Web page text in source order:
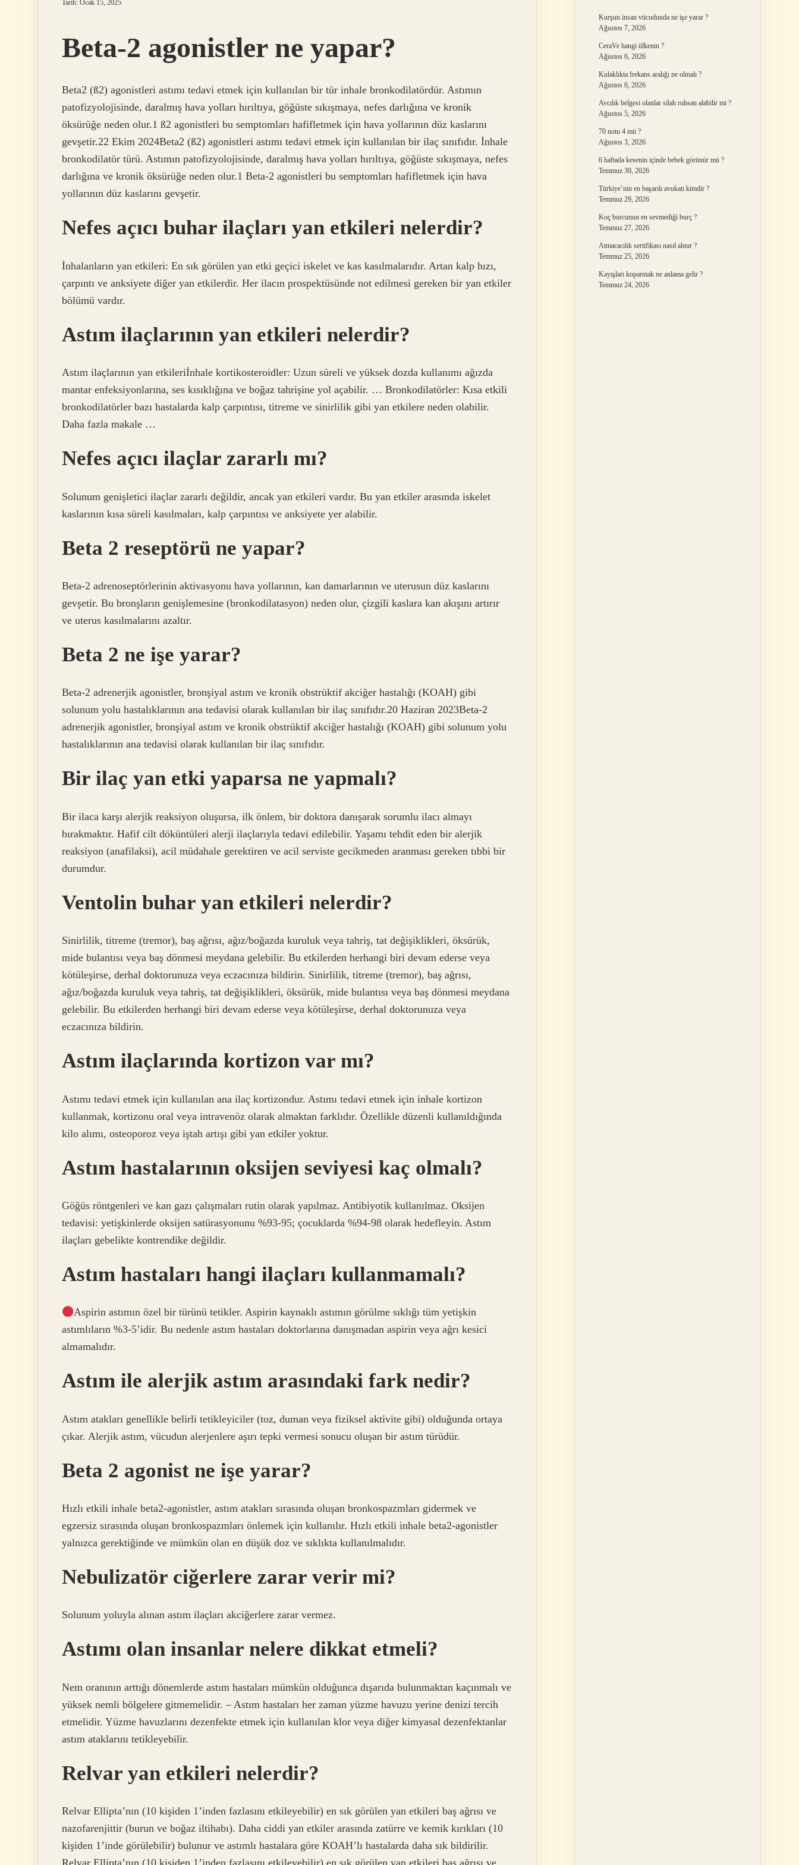
Tarih: Ocak 15, 2025
Beta-2 agonistler ne yapar?
Beta2 (ß2) agonistleri astımı tedavi etmek için kullanılan bir tür inhale bronkodilatördür. Astımın
patofizyolojisinde, daralmış hava yolları hırıltıya, göğüste sıkışmaya, nefes darlığına ve kronik
öksürüğe neden olur.1 ß2 agonistleri bu semptomları hafifletmek için hava yollarının düz kaslarını
gevşetir.22 Ekim 2024Beta2 (ß2) agonistleri astımı tedavi etmek için kullanılan bir ilaç sınıfıdır. İnhale
bronkodilatör türü. Astımın patofizyolojisinde, daralmış hava yolları hırıltıya, göğüste sıkışmaya, nefes
darlığına ve kronik öksürüğe neden olur.1 Beta-2 agonistleri bu semptomları hafifletmek için hava
yollarının düz kaslarını gevşetir.
Nefes açıcı buhar ilaçları yan etkileri nelerdir?
İnhalanların yan etkileri: En sık görülen yan etki geçici iskelet ve kas kasılmalarıdır. Artan kalp hızı,
çarpıntı ve anksiyete diğer yan etkilerdir. Her ilacın prospektüsünde not edilmesi gereken bir yan etkiler
bölümü vardır.
Astım ilaçlarının yan etkileri nelerdir?
Astım ilaçlarının yan etkileriİnhale kortikosteroidler: Uzun süreli ve yüksek dozda kullanımı ağızda
mantar enfeksiyonlarına, ses kısıklığına ve boğaz tahrişine yol açabilir. … Bronkodilatörler: Kısa etkili
bronkodilatörler bazı hastalarda kalp çarpıntısı, titreme ve sinirlilik gibi yan etkilere neden olabilir.
Daha fazla makale …
Nefes açıcı ilaçlar zararlı mı?
Solunum genişletici ilaçlar zararlı değildir, ancak yan etkileri vardır. Bu yan etkiler arasında iskelet
kaslarının kısa süreli kasılmaları, kalp çarpıntısı ve anksiyete yer alabilir.
Beta 2 reseptörü ne yapar?
Beta-2 adrenoseptörlerinin aktivasyonu hava yollarının, kan damarlarının ve uterusun düz kaslarını
gevşetir. Bu bronşların genişlemesine (bronkodilatasyon) neden olur, çizgili kaslara kan akışını artırır
ve uterus kasılmalarını azaltır.
Beta 2 ne işe yarar?
Beta-2 adrenerjik agonistler, bronşiyal astım ve kronik obstrüktif akciğer hastalığı (KOAH) gibi
solunum yolu hastalıklarının ana tedavisi olarak kullanılan bir ilaç sınıfıdır.20 Haziran 2023Beta-2
adrenerjik agonistler, bronşiyal astım ve kronik obstrüktif akciğer hastalığı (KOAH) gibi solunum yolu
hastalıklarının ana tedavisi olarak kullanılan bir ilaç sınıfıdır.
Bir ilaç yan etki yaparsa ne yapmalı?
Bir ilaca karşı alerjik reaksiyon oluşursa, ilk önlem, bir doktora danışarak sorumlu ilacı almayı
bırakmaktır. Hafif cilt döküntüleri alerji ilaçlarıyla tedavi edilebilir. Yaşamı tehdit eden bir alerjik
reaksiyon (anafilaksi), acil müdahale gerektiren ve acil serviste gecikmeden aranması gereken tıbbi bir
durumdur.
Ventolin buhar yan etkileri nelerdir?
Sinirlilik, titreme (tremor), baş ağrısı, ağız/boğazda kuruluk veya tahriş, tat değişiklikleri, öksürük,
mide bulantısı veya baş dönmesi meydana gelebilir. Bu etkilerden herhangi biri devam ederse veya
kötüleşirse, derhal doktorunuza veya eczacınıza bildirin. Sinirlilik, titreme (tremor), baş ağrısı,
ağız/boğazda kuruluk veya tahriş, tat değişiklikleri, öksürük, mide bulantısı veya baş dönmesi meydana
gelebilir. Bu etkilerden herhangi biri devam ederse veya kötüleşirse, derhal doktorunuza veya
eczacınıza bildirin.
Astım ilaçlarında kortizon var mı?
Astımı tedavi etmek için kullanılan ana ilaç kortizondur. Astımı tedavi etmek için inhale kortizon
kullanmak, kortizonu oral veya intravenöz olarak almaktan farklıdır. Özellikle düzenli kullanıldığında
kilo alımı, osteoporoz veya iştah artışı gibi yan etkiler yoktur.
Astım hastalarının oksijen seviyesi kaç olmalı?
Göğüs röntgenleri ve kan gazı çalışmaları rutin olarak yapılmaz. Antibiyotik kullanılmaz. Oksijen
tedavisi: yetişkinlerde oksijen satürasyonunu %93-95; çocuklarda %94-98 olarak hedefleyin. Astım
ilaçları gebelikte kontrendike değildir.
Astım hastaları hangi ilaçları kullanmamalı?
Aspirin astımın özel bir türünü tetikler. Aspirin kaynaklı astımın görülme sıklığı tüm yetişkin
astımlıların %3-5’idir. Bu nedenle astım hastaları doktorlarına danışmadan aspirin veya ağrı kesici
almamalıdır.
Astım ile alerjik astım arasındaki fark nedir?
Astım atakları genellikle belirli tetikleyiciler (toz, duman veya fiziksel aktivite gibi) olduğunda ortaya
çıkar. Alerjik astım, vücudun alerjenlere aşırı tepki vermesi sonucu oluşan bir astım türüdür.
Beta 2 agonist ne işe yarar?
Hızlı etkili inhale beta2-agonistler, astım atakları sırasında oluşan bronkospazmları gidermek ve
egzersiz sırasında oluşan bronkospazmları önlemek için kullanılır. Hızlı etkili inhale beta2-agonistler
yalnızca gerektiğinde ve mümkün olan en düşük doz ve sıklıkta kullanılmalıdır.
Nebulizatör ciğerlere zarar verir mi?
Solunum yoluyla alınan astım ilaçları akciğerlere zarar vermez.
Astımı olan insanlar nelere dikkat etmeli?
Nem oranının arttığı dönemlerde astım hastaları mümkün olduğunca dışarıda bulunmaktan kaçınmalı ve
yüksek nemli bölgelere gitmemelidir. – Astım hastaları her zaman yüzme havuzu yerine denizi tercih
etmelidir. Yüzme havuzlarını dezenfekte etmek için kullanılan klor veya diğer kimyasal dezenfektanlar
astım ataklarını tetikleyebilir.
Relvar yan etkileri nelerdir?
Relvar Ellipta’nın (10 kişiden 1’inden fazlasını etkileyebilir) en sık görülen yan etkileri baş ağrısı ve
nazofarenjittir (burun ve boğaz iltihabı). Daha ciddi yan etkiler arasında zatürre ve kemik kırıkları (10
kişiden 1’inde görülebilir) bulunur ve astımlı hastalara göre KOAH’lı hastalarda daha sık bildirilir.
Kurşun insan vücudunda ne işe yarar ?
Ağustos 7, 2026
CeraVe hangi ülkenin ?
Ağustos 6, 2026
Kulaklıkta frekans aralığı ne olmalı ?
Ağustos 6, 2026
Avcılık belgesi olanlar silah ruhsatı alabilir mi ?
Ağustos 5, 2026
70 notu 4 mü ?
Ağustos 3, 2026
6 haftada kesenin içinde bebek görünür mü ?
Temmuz 30, 2026
Türkiye’nin en başarılı avukatı kimdir ?
Temmuz 29, 2026
Koç burcunun en sevmediği burç ?
Temmuz 27, 2026
Atmacacılık sertifikası nasıl alınır ?
Temmuz 25, 2026
Kayışları koparmak ne anlama gelir ?
Temmuz 24, 2026